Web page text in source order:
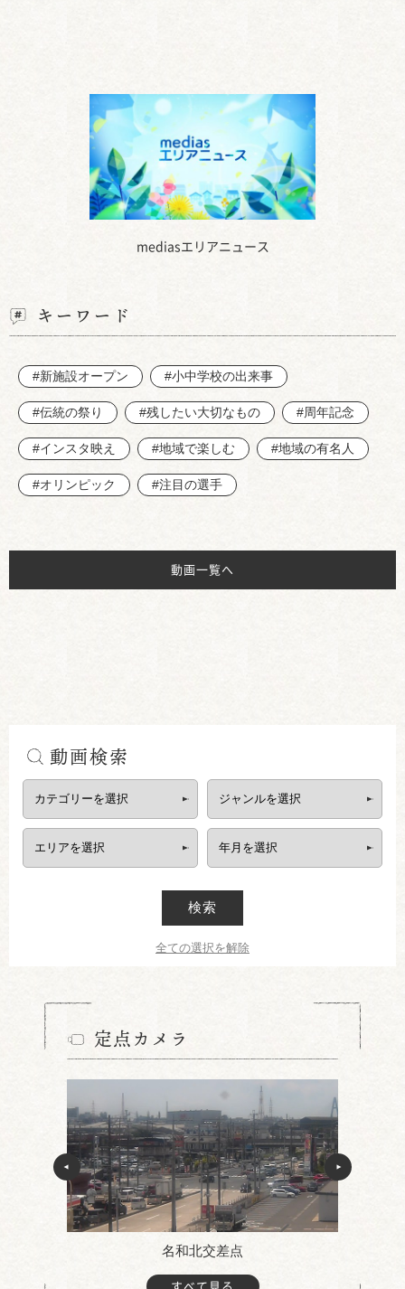
mediasエリアニュース
キーワード
#新施設オープン #小中学校の出来事
#伝統の祭り #残したい大切なもの #周年記念
#インスタ映え #地域で楽しむ #地域の有名人
#オリンピック #注目の選手
動画一覧へ
動画検索
検索
全ての選択を解除
定点カメラ
名和北交差点
すべて見る